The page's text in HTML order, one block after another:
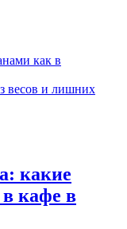
как в
весов и лишних
какие
в кафе в